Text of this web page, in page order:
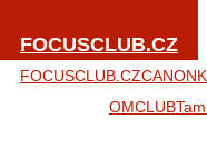
FOCUSCLUB.CZ
FOCUSCLUB.CZ
OMCLUB